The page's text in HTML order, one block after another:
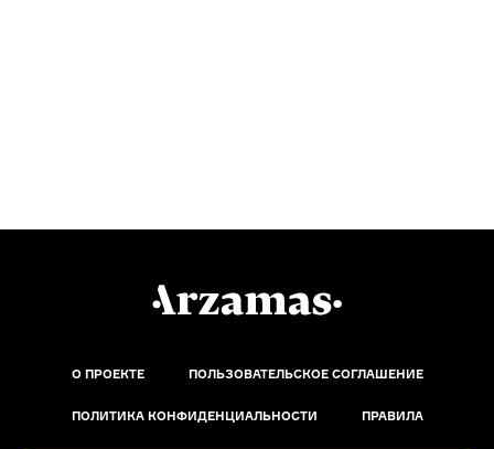
О ПРОЕКТЕ ПОЛЬЗОВАТЕЛЬСКОЕ СОГЛАШЕНИЕ
ПОЛИТИКА КОНФИДЕНЦИАЛЬНОСТИ ПРАВИЛА